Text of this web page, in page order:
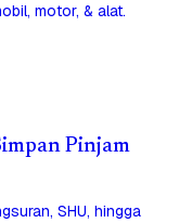
motor, & alat.
Pinjam
SHU, hingga